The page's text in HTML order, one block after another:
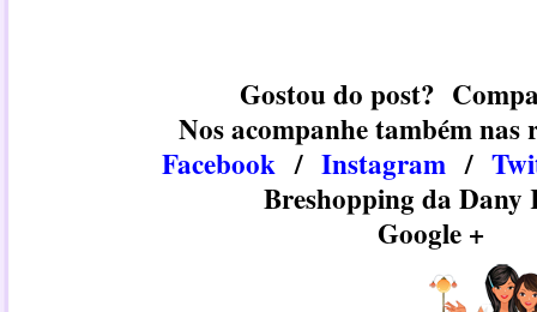
Gostou do post?
Nos acompanhe também nas
Facebook /Instagram /
Breshopping da Dany
Google +